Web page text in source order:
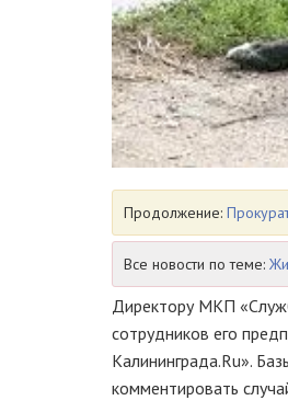
Продолжение:
Все новости по теме:
Директору МКП
сотрудников его
Калининграда.Ru».
комментировать